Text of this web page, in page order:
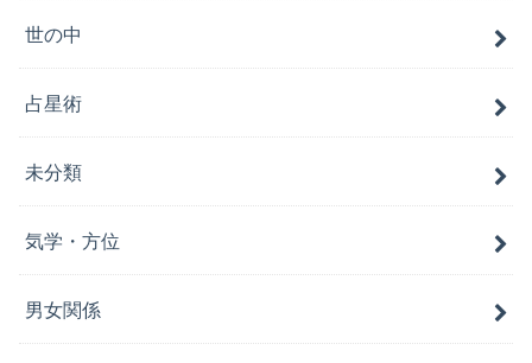
世の中
占星術
未分類
気学・方位
男女関係